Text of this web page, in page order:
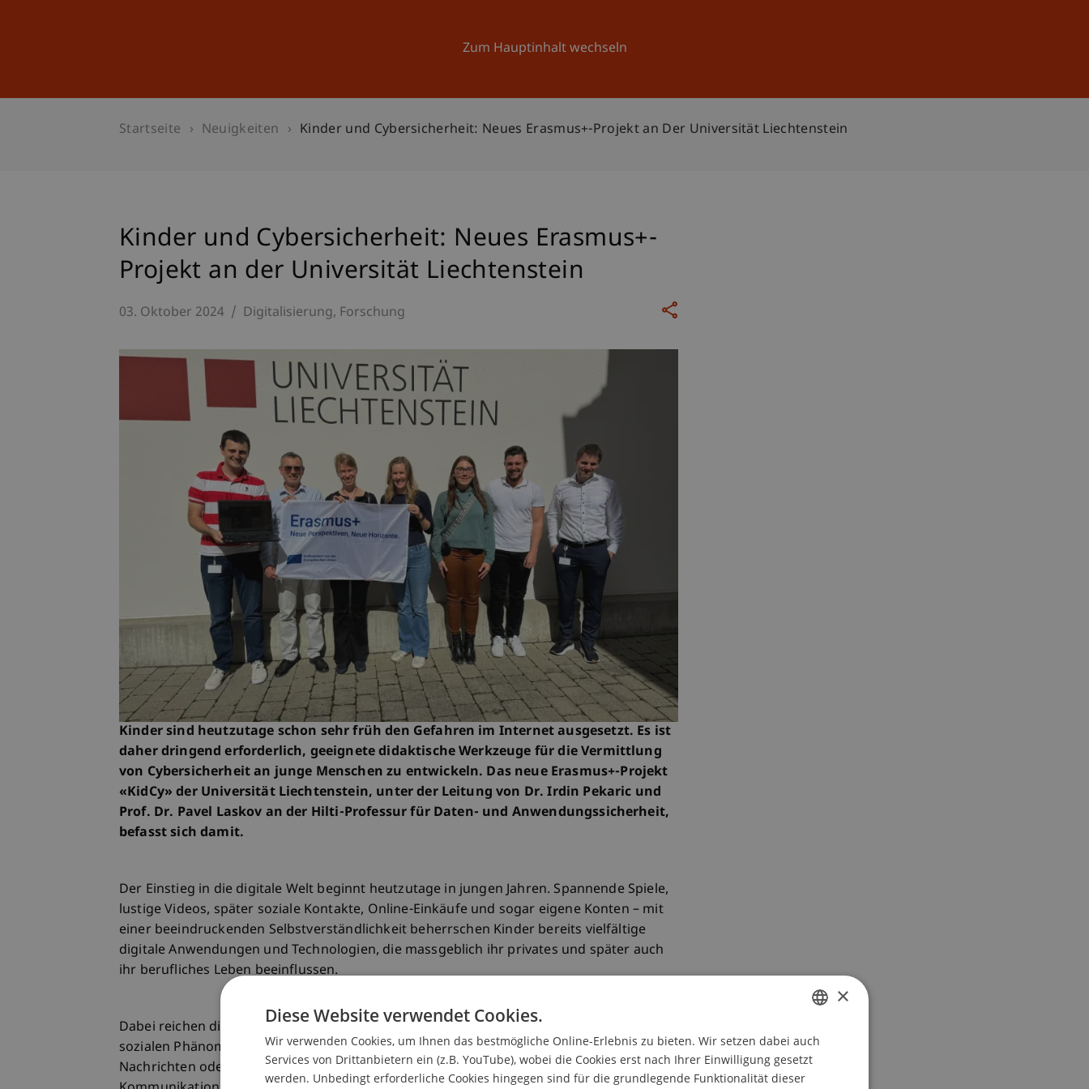
Zum Hauptinhalt wechseln
Universität Aktuelles
Startseite Neuigkeiten Kinder und Cybersicherheit: Neues Erasmus+-Projekt an Der Universität Liechtenstein
Kinder und Cybersicherheit: Neues Erasmus+-
Projekt an der Universität Liechtenstein
03. Oktober 2024 Digitalisierung Forschung
Kinder sind heutzutage schon sehr früh den Gefahren im Internet ausgesetzt. Es ist
daher dringend erforderlich, geeignete didaktische Werkzeuge für die Vermittlung
von Cybersicherheit an junge Menschen zu entwickeln. Das neue Erasmus+-Projekt
«KidCy» der Universität Liechtenstein, unter der Leitung von Dr. Irdin Pekaric und
Prof. Dr. Pavel Laskov an der Hilti-Professur für Daten- und Anwendungssicherheit,
befasst sich damit.
Der Einstieg in die digitale Welt beginnt heutzutage in jungen Jahren. Spannende Spiele,
lustige Videos, später soziale Kontakte, Online-Einkäufe und sogar eigene Konten – mit
einer beeindruckenden Selbstverständlichkeit beherrschen Kinder bereits vielfältige
digitale Anwendungen und Technologien, die massgeblich ihr privates und später auch
ihr berufliches Leben beeinflussen.
Dabei reichen die Sicherheitsrisiken, denen Kinder im Internet ausgesetzt sind, von
sozialen Phänomenen, wie Mobbing über Schädigungen durch betrügerische
Nachrichten oder Apps, bis hin zur Gefährdung der physischen Sicherheit durch die
GERMAN
ENGLISH
×
Diese Website verwendet Cookies.
Wir verwenden Cookies, um Ihnen das bestmögliche Online-Erlebnis zu bieten. Wir setzen dabei auch
Services von Drittanbietern ein (z.B. YouTube), wobei die Cookies erst nach Ihrer Einwilligung gesetzt
werden. Unbedingt erforderliche Cookies hingegen sind für die grundlegende Funktionalität dieser